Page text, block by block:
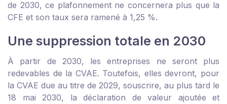
de 2030, ce plafonnement ne concernera plus que la
CFE et son taux sera ramené à 1,25 %.
Une suppression totale en 2030
À partir de 2030, les entreprises ne seront plus
redevables de la CVAE. Toutefois, elles devront, pour
la CVAE due au titre de 2029, souscrire, au plus tard le
18 mai 2030, la déclaration de valeur ajoutée et